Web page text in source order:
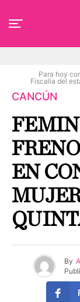
Para hoy
Fiscalía del
CANCÚN
EN
By